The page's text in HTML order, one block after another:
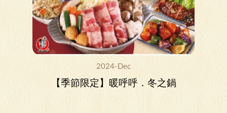
2024-Dec
【季節限定】暖呼呼．冬之鍋